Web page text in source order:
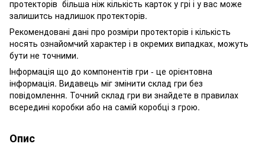
протекторів більша ніж кількість карток у грі і у вас може
залишитсь надлишок протекторів.
Рекомендовані дані про розміри протекторів і кількість
носять ознайомчий характер і в окремих випадках, можуть
бути не точними.
Інформація що до компонентів гри - це орієнтовна
інформація. Видавець міг змінити склад гри без
повідомлення. Точний склад гри ви знайдете в правилах
всередині коробки або на самій коробці з грою.
Опис